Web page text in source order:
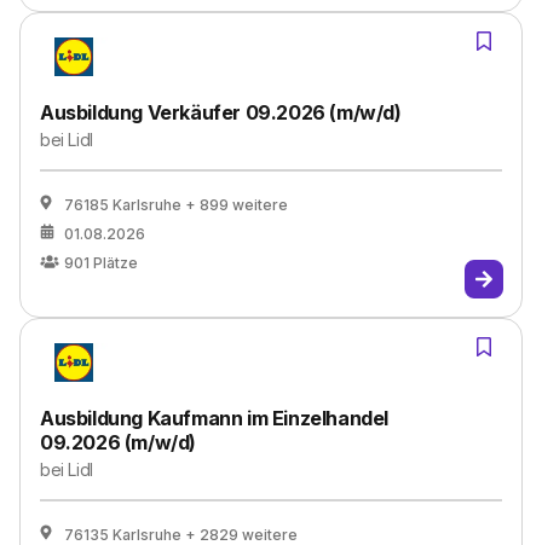
Ausbildung Verkäufer 09.2026 (m/w/d)
beiLidl
76185 Karlsruhe + 899 weitere
01.08.2026
901 Plätze
Ausbildung Kaufmann im Einzelhandel
09.2026 (m/w/d)
beiLidl
76135 Karlsruhe + 2829 weitere